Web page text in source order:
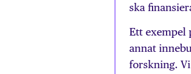
ska
Ett exempel
annat
forskning.